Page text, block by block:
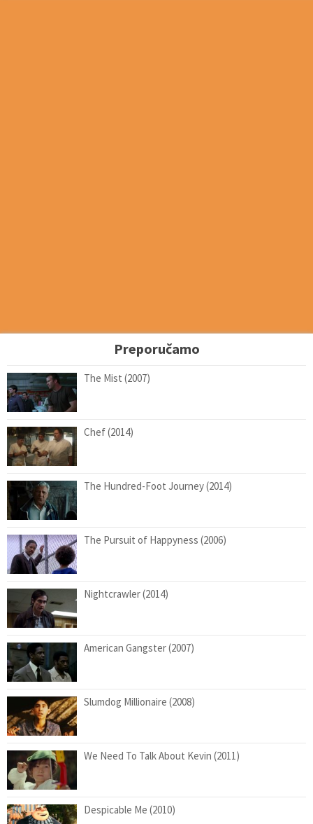
Preporučamo
The Mist (2007)
Chef (2014)
The Hundred-Foot Journey (2014)
The Pursuit of Happyness (2006)
Nightcrawler (2014)
American Gangster (2007)
Slumdog Millionaire (2008)
We Need To Talk About Kevin (2011)
Despicable Me (2010)